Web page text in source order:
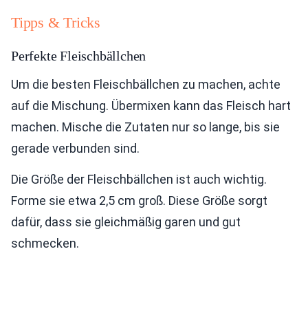
Tipps & Tricks
Perfekte Fleischbällchen
Um die besten Fleischbällchen zu machen, achte
auf die Mischung. Übermixen kann das Fleisch hart
machen. Mische die Zutaten nur so lange, bis sie
gerade verbunden sind.
Die Größe der Fleischbällchen ist auch wichtig.
Forme sie etwa 2,5 cm groß. Diese Größe sorgt
dafür, dass sie gleichmäßig garen und gut
schmecken.